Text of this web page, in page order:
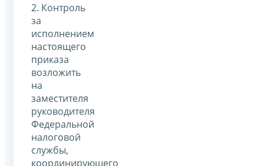
2. Контроль
за
исполнением
настоящего
приказа
возложить
на
заместителя
руководителя
Федеральной
налоговой
службы,
координирующего